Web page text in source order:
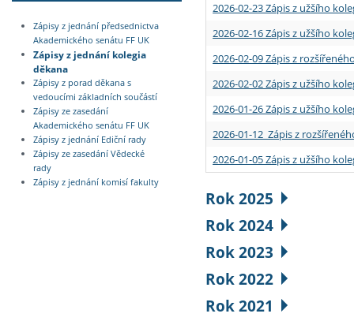
Zápisy z jednání předsednictva
Akademického senátu FF UK
Zápisy z jednání kolegia
děkana
Zápisy z porad děkana s
vedoucími základních součástí
Zápisy ze zasedání
Akademického senátu FF UK
Zápisy z jednání Ediční rady
Zápisy ze zasedání Vědecké
rady
Zápisy z jednání komisí fakulty
2026-02-23 Zápis z užšího
2026-02-16 Zápis z užšího
2026-02-09 Zápis z
2026-02-02 Zápis z užšího
2026-01-26 Zápis z užšího
2026-01-12 Zápis z
2026-01-05 Zápis z užšího
Rok 2025
Rok 2024
Rok 2023
Rok 2022
Rok 2021